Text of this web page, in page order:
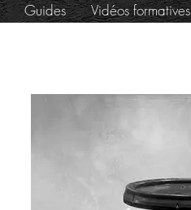
Guides Vidéos formatives